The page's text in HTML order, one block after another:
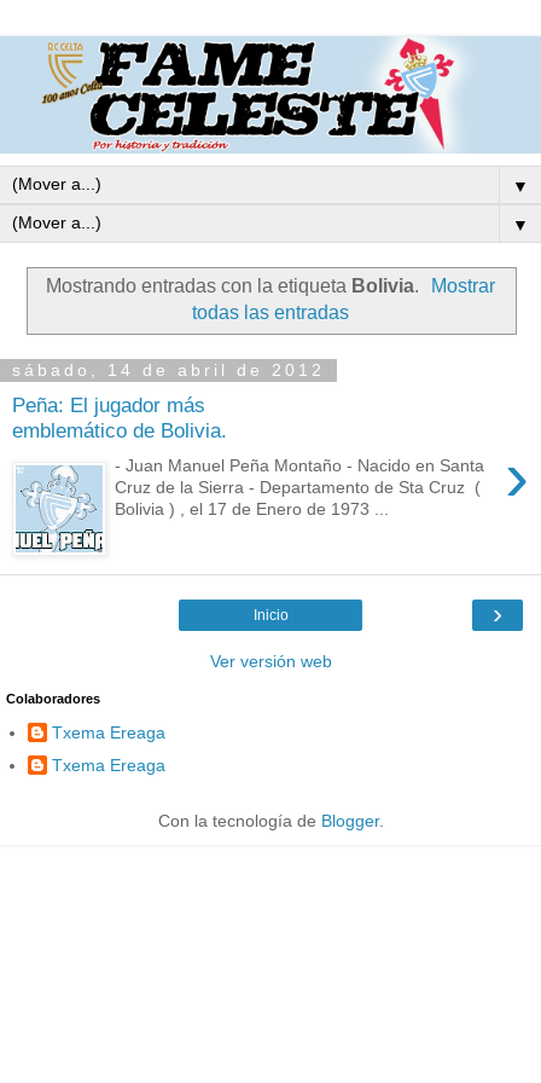
▼
▼
Mostrando entradas con la etiqueta Bolivia.
Mostrar
todas las entradas
sábado, 14 de abril de 2012
Peña: El jugador más
emblemático de Bolivia.
›
- Juan Manuel Peña Montaño - Nacido en Santa
Cruz de la Sierra - Departamento de Sta Cruz (
Bolivia ) , el 17 de Enero de 1973 ...
›
Inicio
Ver versión web
Colaboradores
Txema Ereaga
Txema Ereaga
Con la tecnología de Blogger.